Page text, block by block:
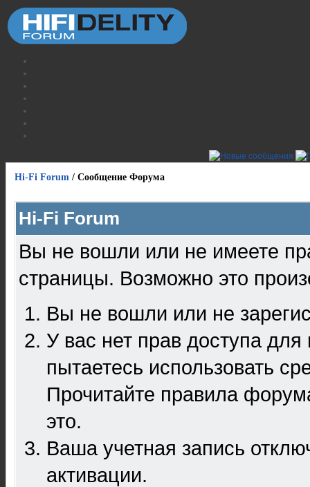
Hi-Fi Forum / Сообщение Форума
Hi-Fi Forum
Вы не вошли или не имеете
страницы. Возможно это
Вы не вошли или не
У вас нет прав доступа
пытаетесь использовать
Прочитайте правила
это.
Ваша учетная запись
активации.